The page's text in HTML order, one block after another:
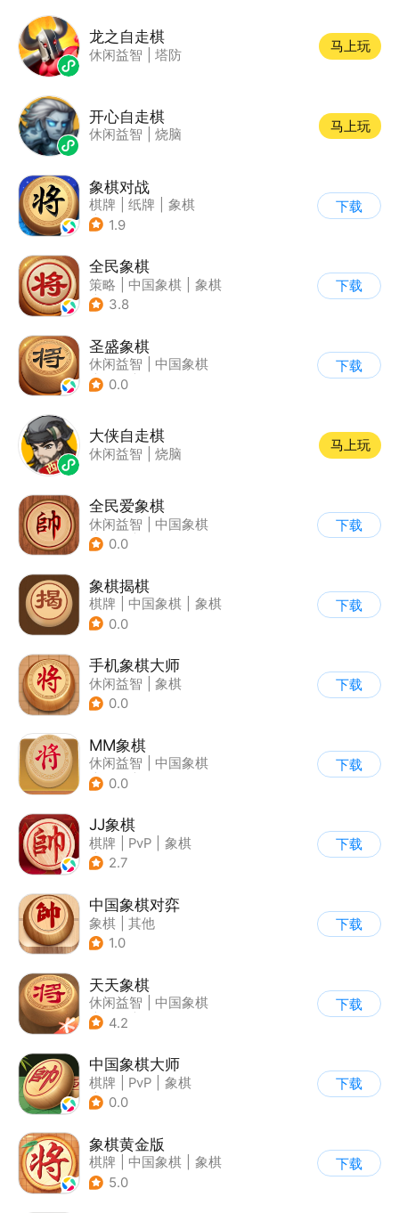
龙之自走棋
休闲益智 塔防
马上玩
开心自走棋
休闲益智 烧脑
马上玩
象棋对战
棋牌 纸牌
象棋
| 卡通
1.9
下载
全民象棋
策略 中国象棋
象棋
| 古风
3.8
下载
圣盛象棋
休闲益智
中国象棋
| 象棋
0.0
下载
大侠自走棋
休闲益智 烧脑
马上玩
全民爱象棋
休闲益智
中国象棋
| 象棋
0.0
下载
象棋揭棋
棋牌 中国象棋
象棋
0.0
下载
手机象棋大师
休闲益智
象棋
0.0
下载
MM象棋
休闲益智
中国象棋
| 解压
0.0
下载
JJ象棋
棋牌 PvP
象棋
| 学习教育
2.7
下载
中国象棋对弈
象棋
其他
1.0
下载
天天象棋
休闲益智
中国象棋
| 象棋
4.2
下载
中国象棋大师
棋牌 PvP
象棋
| 烧脑
0.0
下载
象棋黄金版
棋牌 中国象棋
象棋
5.0
下载